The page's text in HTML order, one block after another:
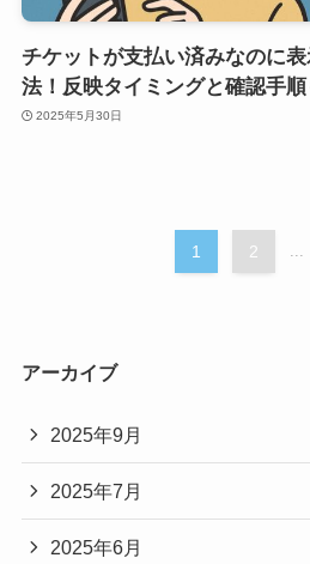
チケットが支払い済みなのに
法！反映タイミングと確認手
2025年5月30日
1 2 ...
アーカイブ
2025年9月
2025年7月
2025年6月